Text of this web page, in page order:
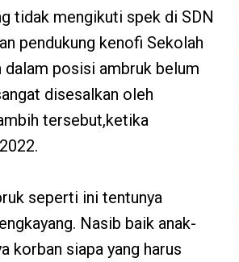
tidak mengikuti spek di SDN
pendukung kenofi Sekolah
dalam posisi ambruk belum
disesalkan oleh
tersebut,ketika
seperti ini tentunya
Nasib baik anak-
korban siapa yang harus